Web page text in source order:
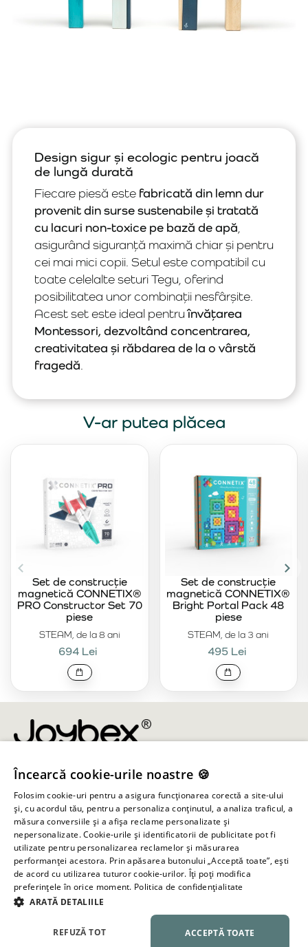
Design sigur și ecologic pentru joacă
de lungă durată
Fiecare piesă este fabricată din lemn dur
provenit din surse sustenabile și tratată
cu lacuri non-toxice pe bază de apă
asigurând siguranță maximă chiar și pentru
cei mai mici copii. Setul este compatibil cu
toate celelalte seturi Tegu, oferind
posibilitatea unor combinații nesfârșite.
Acest set este ideal pentruînvățarea
Montessori, dezvoltând concentrarea,
creativitatea și răbdarea de la o vârstă
fragedă.
V-ar putea plăcea
STEAM, de la 8 ani
Set de construcție
magnetică CONNETIX®
PRO Constructor Set 70
piese
694 Lei
STEAM, de la 3 ani
Set de construcție
magnetică CONNETIX®
Bright Portal Pack 48
piese
495 Lei
info@joybex.ro
Linkuri utile
Cont
Informații despre magazin
Toate drepturile rezervate © 2026Joybex.ro
Încearcă cookie-urile noastre 🍪
Folosim cookie-uri pentru a asigura funcționarea corectă a site-ului
și, cu acordul tău, pentru a personaliza conținutul, a analiza traficul, a
măsura conversiile și a afișa reclame personalizate și
nepersonalizate. Cookie-urile și identificatorii de publicitate pot fi
utilizate pentru personalizarea reclamelor și măsurarea
performanței acestora. Prin apăsarea butonului „Acceptă toate”, ești
de acord cu utilizarea tuturor cookie-urilor. Îți poți modifica
preferințele în orice moment. Politica de confidențialitate
ARATĂ DETALIILE
ACCEPTĂ TOATE
REFUZĂ TOT